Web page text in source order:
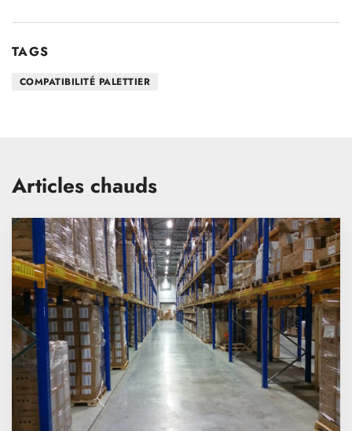
TAGS
COMPATIBILITÉ PALETTIER
Articles chauds